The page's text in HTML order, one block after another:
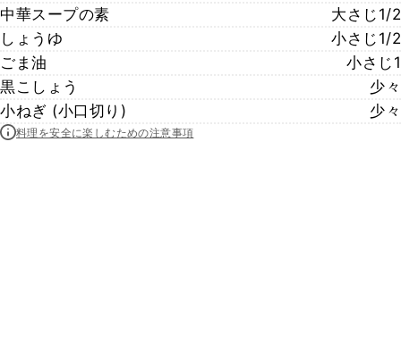
中華スープの素
大さじ1/2
しょうゆ
小さじ1/2
ごま油
小さじ1
黒こしょう
少々
小ねぎ (小口切り)
少々
料理を安全に楽しむための注意事項